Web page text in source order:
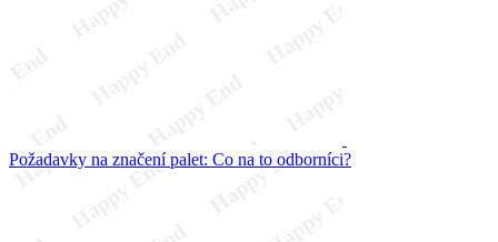
Požadavky na značení palet: Co na to odborníci?